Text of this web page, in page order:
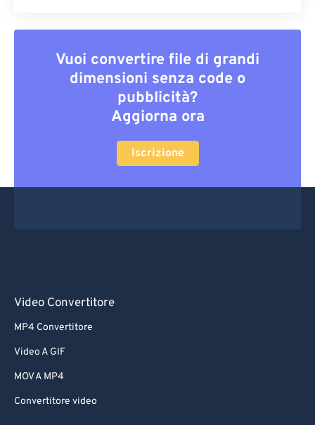
Vuoi convertire file di grandi
dimensioni senza code o
pubblicità?
Aggiorna ora
Iscrizione
Video Convertitore
MP4 Convertitore
Video A GIF
MOV A MP4
Convertitore video